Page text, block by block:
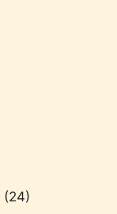
(24)